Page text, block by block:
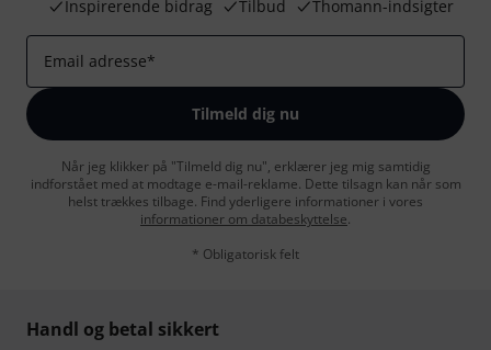
Inspirerende bidrag
Tilbud Thomann-indsigter
Email adresse*
Tilmeld dig nu
Når jeg klikker på "Tilmeld dig nu", erklærer jeg mig samtidig
indforstået med at modtage e-mail-reklame. Dette tilsagn kan når som
helst trækkes tilbage. Find yderligere informationer i vores
informationer om databeskyttelse.
* Obligatorisk felt
Handl og betal sikkert